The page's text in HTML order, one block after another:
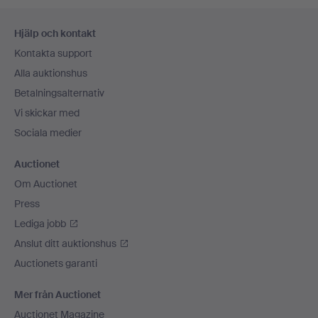
Hjälp och kontakt
Kontakta support
Alla auktionshus
Betalningsalternativ
Vi skickar med
Sociala medier
Auctionet
Om Auctionet
Press
Lediga jobb
Anslut ditt auktionshus
Auctionets garanti
Mer från Auctionet
Auctionet Magazine